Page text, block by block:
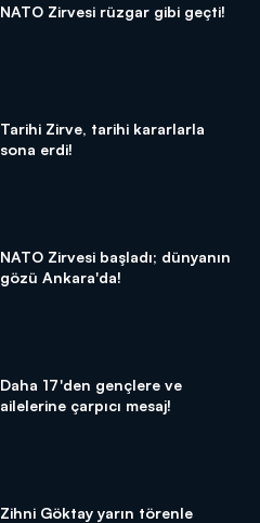
NATO Zirvesi rüzgar gibi geçti!
Tarihi Zirve, tarihi kararlarla
sona erdi!
NATO Zirvesi başladı; dünyanın
gözü Ankara'da!
Daha 17'den gençlere ve
ailelerine çarpıcı mesaj!
Zihni Göktay yarın törenle